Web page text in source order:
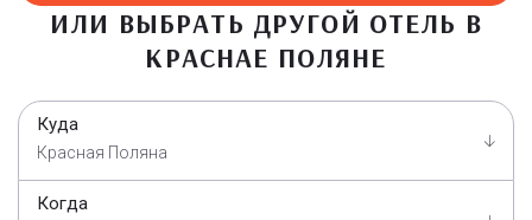
ИЛИ ВЫБРАТЬ ДРУГОЙ ОТЕЛЬ В
КРАСНАЕ ПОЛЯНЕ
Куда
Красная Поляна
Когда